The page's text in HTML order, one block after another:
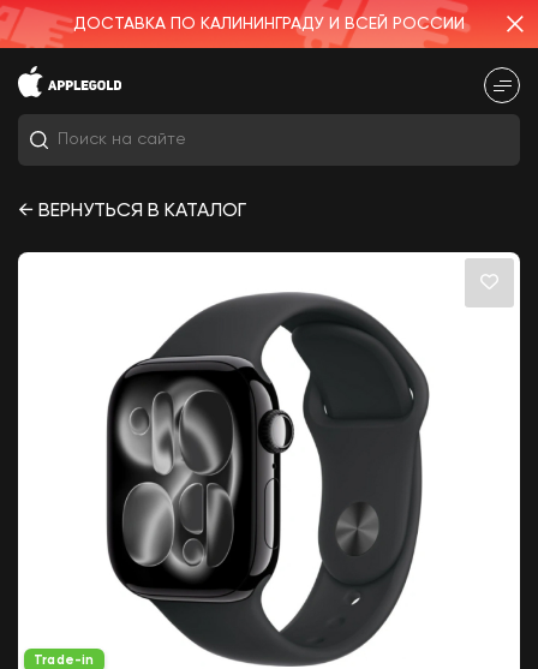
ДОСТАВКА ПО КАЛИНИНГРАДУ И ВСЕЙ РОССИИ
iPhone 17 Pro Max 256Gb Deep Blue
Наушники Apple AirPods 4 (с активным
шумоподавлением)
14 990 ₽
Apple Watch SE 3 (2025) 40MM Midnight
(Midnight Sport Band — S/M)
21 990 ₽
Портативная колонка JBL Clip 4
Красный
4 790
← ВЕРНУТЬСЯ В КАТАЛОГ
Trade-in